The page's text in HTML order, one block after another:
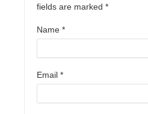
fields are marked *
Name *
Email *